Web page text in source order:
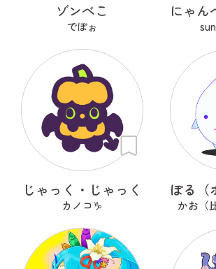
ゾンべこ
でぼぉ
じゃっく・じゃっく
カノコ♑ かお（